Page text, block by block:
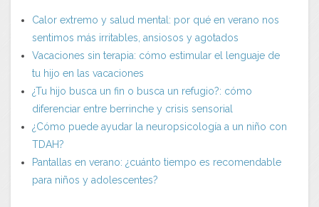
Calor extremo y salud mental: por qué en verano nos
sentimos más irritables, ansiosos y agotados
Vacaciones sin terapia: cómo estimular el lenguaje de
tu hijo en las vacaciones
¿Tu hijo busca un fin o busca un refugio?: cómo
diferenciar entre berrinche y crisis sensorial
¿Cómo puede ayudar la neuropsicología a un niño con
TDAH?
Pantallas en verano: ¿cuánto tiempo es recomendable
para niños y adolescentes?